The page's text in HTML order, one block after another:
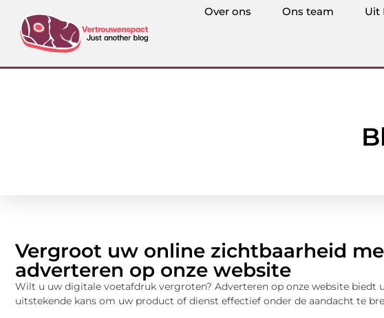
Over ons Ons team Uit
Vergroot uw online zichtbaarheid
adverteren op onze website
Wilt u uw digitale voetafdruk vergroten? Adverteren op onze website biedt
uitstekende kans om uw product of dienst effectief onder de aandacht te